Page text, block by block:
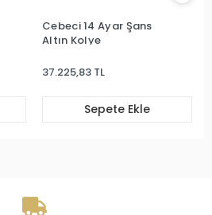
Cebeci 14 Ayar Şans
Altın Kolye
37.225,83 TL
Sepete Ekle